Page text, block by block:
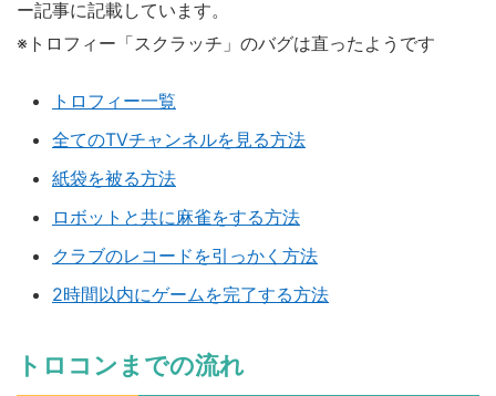
ー記事に記載しています。
※トロフィー「スクラッチ」のバグは直ったようです
トロフィー一覧
全てのTVチャンネルを見る方法
紙袋を被る方法
ロボットと共に麻雀をする方法
クラブのレコードを引っかく方法
2時間以内にゲームを完了する方法
トロコンまでの流れ